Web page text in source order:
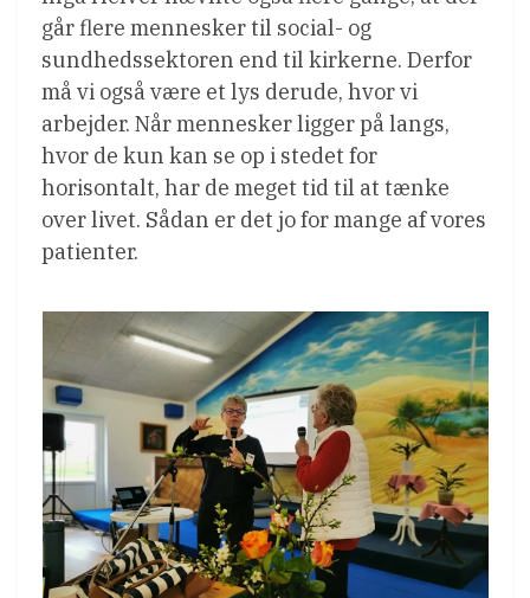
går flere mennesker til social- og
sundhedssektoren end til kirkerne. Derfor
må vi også være et lys derude, hvor vi
arbejder. Når mennesker ligger på langs,
hvor de kun kan se op i stedet for
horisontalt, har de meget tid til at tænke
over livet. Sådan er det jo for mange af vores
patienter.